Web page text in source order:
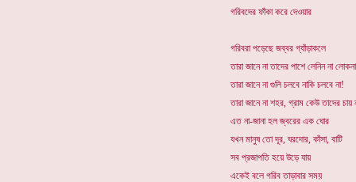
গরিবদের ফাঁকা করে দেওয়ার
গরিবরা পড়েছে জব্বর গ্যাঁড়াকলে
তারা জানে না তাদের পাশে লেনিন না
তারা জানে না গুলি চলবে নাকি চলবে না!
তারা জানে না শহর, গ্রাম কেউ তাদের চায়
এত না-জানা হল জ্বরের এক ঘোর
যখন মানুষ তো দূর, ঘরদোর, কাঁসা, বাটি
সব প্রজাপতি হয়ে উড়ে যায়
একেই বলে গরিব তাড়াবার সময়